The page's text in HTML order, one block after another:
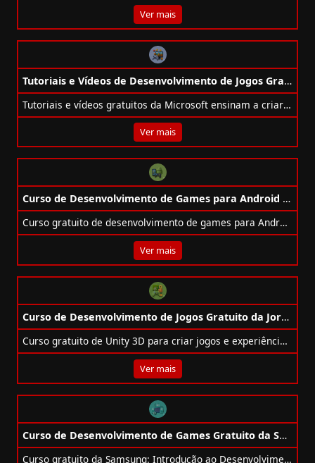
Ver mais
Tutoriais e Vídeos de Desenvolvimento de Jogos Gratuitos da Microsoft
Tutoriais e vídeos gratuitos da Microsoft ensinam a criar jogos com Unity, MonoGame, Godot e .NET. Do básico ao avançado.
Ver mais
Curso de Desenvolvimento de Games para Android Gratuito da iPED
Curso gratuito de desenvolvimento de games para Android no iPED com certificado, animações, vídeos e grupos de estudo.
Ver mais
Curso de Desenvolvimento de Jogos Gratuito da Jornada do Dev
Curso gratuito de Unity 3D para criar jogos e experiências interativas, com C#, 2D, 3D, VR e certificado.
Ver mais
Curso de Desenvolvimento de Games Gratuito da Samsung
Curso gratuito da Samsung: Introdução ao Desenvolvimento de Games, online, 2h, dia 13/10 às 19h, com certificado digital.